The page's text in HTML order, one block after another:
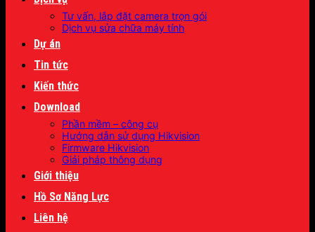
Tư vấn, lắp đặt camera trọn gói
Dịch vụ sửa chữa máy tính
Dự án
Tin tức
Kiến thức
Download
Phần mềm – công cụ
Hướng dẫn sử dụng Hikvision
Firmware Hikvision
Giải pháp thông dụng
Giới thiệu
Hồ Sơ Năng Lực
Liên hệ